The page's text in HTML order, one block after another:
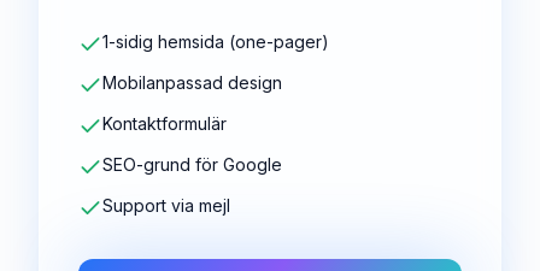
1-sidig hemsida (one-pager)
Mobilanpassad design
Kontaktformulär
SEO-grund för Google
Support via mejl